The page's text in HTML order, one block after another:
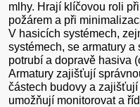
mlhy. Hrají klíčovou roli
požárem a při
V hasicích systémech,
systémech, se armatury
potrubí a dopravě hasiva
Armatury zajišťují
částech budovy a
umožňují monitorovat a